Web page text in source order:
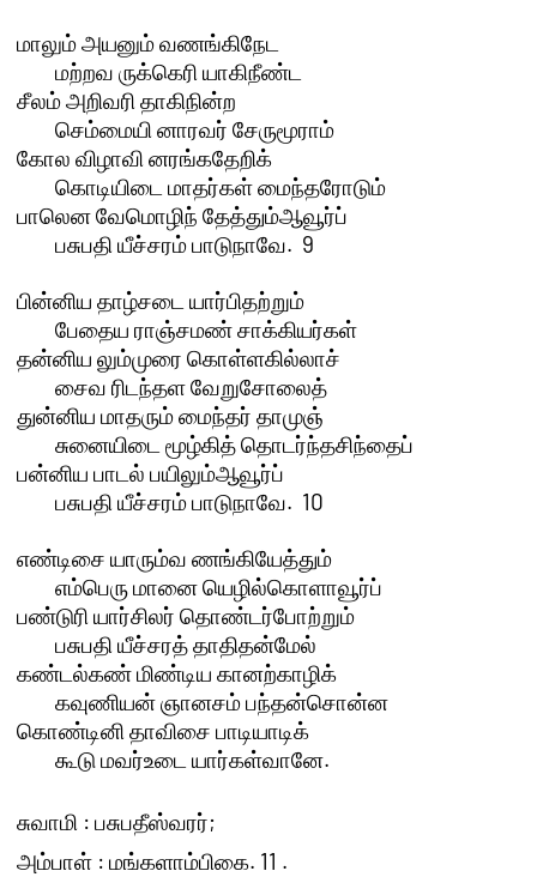
மாலும் அயனும் வணங்கிநேட
	மற்றவ ருக்கெரி யாகிநீண்ட
சீலம் அறிவரி தாகிநின்ற
	செம்மையி னாரவர் சேருமூராம்
கோல விழாவி னரங்கதேறிக்
	கொடியிடை மாதர்கள் மைந்தரோடும்
பாலென வேமொழிந் தேத்தும்ஆவூர்ப்
	பசுபதி யீச்சரம் பாடுநாவே.  9
பின்னிய தாழ்சடை யார்பிதற்றும்
	பேதைய ராஞ்சமண் சாக்கியர்கள்
தன்னிய லும்முரை கொள்ளகில்லாச்
	சைவ ரிடந்தள வேறுசோலைத்
துன்னிய மாதரும் மைந்தர் தாமுஞ்
	சுனையிடை மூழ்கித் தொடர்ந்தசிந்தைப்
பன்னிய பாடல் பயிலும்ஆவூர்ப்
	பசுபதி யீச்சரம் பாடுநாவே.  10
எண்டிசை யாரும்வ ணங்கியேத்தும்
	எம்பெரு மானை யெழில்கொளாவூர்ப்
பண்டுரி யார்சிலர் தொண்டர்போற்றும்
	பசுபதி யீச்சரத் தாதிதன்மேல்
கண்டல்கண் மிண்டிய கானற்காழிக்
	கவுணியன் ஞானசம் பந்தன்சொன்ன
கொண்டினி தாவிசை பாடியாடிக்
	கூடு மவர்உடை யார்கள்வானே.
சுவாமி : பசுபதீஸ்வரர்;
அம்பாள் : மங்களாம்பிகை. 11 .